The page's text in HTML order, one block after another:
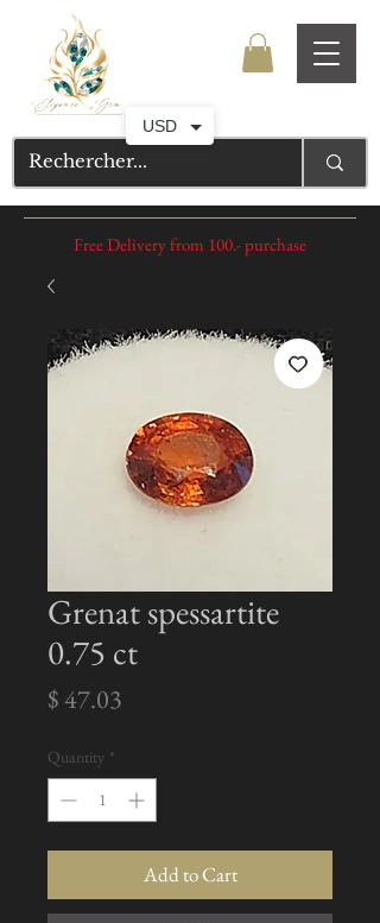
Free Delivery from 100.- purchase
Grenat spessartite
0.75 ct
$ 47.03
Quantity *
Add to Cart
USD